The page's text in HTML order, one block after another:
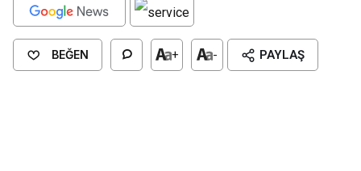
BEĞEN + - PAYLAŞ